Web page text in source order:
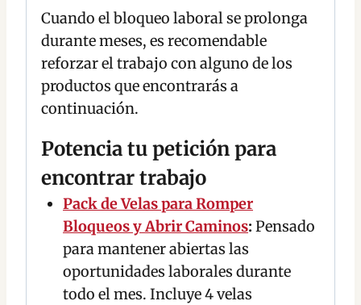
Cuando el bloqueo laboral se prolonga
durante meses, es recomendable
reforzar el trabajo con alguno de los
productos que encontrarás a
continuación.
Potencia tu petición para
encontrar trabajo
Pack de Velas para Romper
Bloqueos y Abrir Caminos: Pensado
para mantener abiertas las
oportunidades laborales durante
todo el mes. Incluye 4 velas